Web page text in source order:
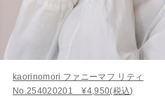
kaorinomori ファニーマフ リティ
No.254020201 ¥4,950(税込)